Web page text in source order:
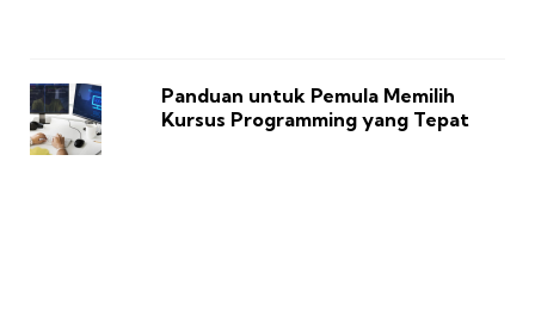
Panduan untuk Pemula Memilih
Kursus Programming yang Tepat